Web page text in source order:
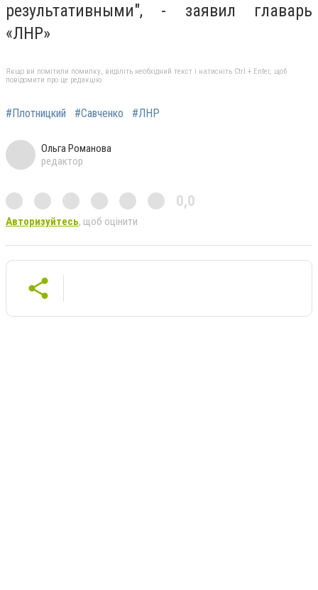
результативными", - заявил главарь
«ЛНР»
Якщо ви помітили помилку, виділіть необхідний текст і натисніть Ctrl + Enter, щоб
повідомити про це редакцію
#Плотницкий #Савченко #ЛНР
Ольга Романова
редактор
0,0
Авторизуйтесь, щоб оцінити